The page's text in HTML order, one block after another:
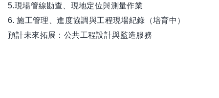
我們重視「責任感」與「行動力」，不追求完美，但在乎
進步。
在這裡，你不是公司的一顆螺絲，而是參與打造整體的
5.現場管線勘查、現地定位與測量作業
6. 施工管理、進度協調與工程現場紀錄（培育中）
預計未來拓展：公共工程設計與監造服務